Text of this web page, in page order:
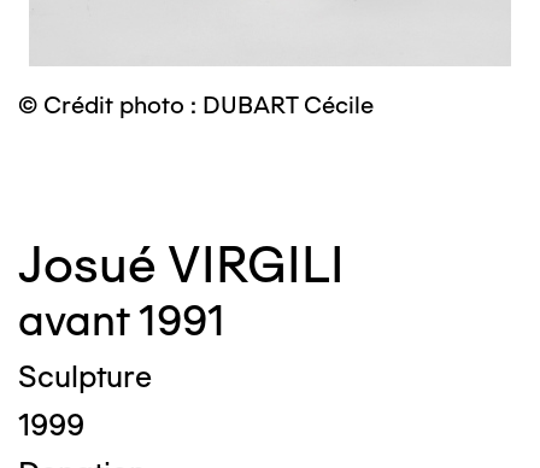
© Crédit photo : DUBART Cécile
Josué VIRGILI
avant 1991
Sculpture
1999